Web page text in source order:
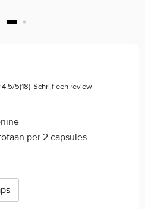
4.5/5(18)-Schrijf een review
per 2 capsules